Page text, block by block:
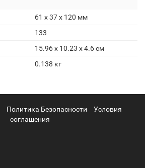
61 x 37 x 120 мм
133
15.96 x 10.23 x 4.6 см
0.138 кг
Политика Безопасности
Условия
соглашения